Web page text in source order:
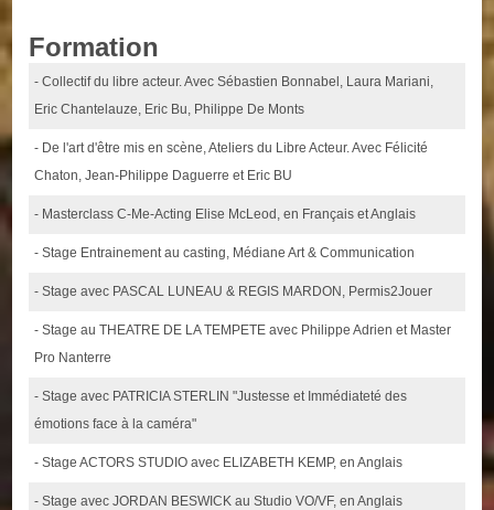
Formation
- Collectif du libre acteur. Avec Sébastien Bonnabel, Laura Mariani,
Eric Chantelauze, Eric Bu, Philippe De Monts
- De l'art d'être mis en scène, Ateliers du Libre Acteur. Avec Félicité
Chaton, Jean-Philippe Daguerre et Eric BU
- Masterclass C-Me-Acting Elise McLeod, en Français et Anglais
- Stage Entrainement au casting, Médiane Art & Communication
- Stage avec PASCAL LUNEAU & REGIS MARDON, Permis2Jouer
- Stage au THEATRE DE LA TEMPETE avec Philippe Adrien et Master
Pro Nanterre
- Stage avec PATRICIA STERLIN "Justesse et Immédiateté des
émotions face à la caméra"
- Stage ACTORS STUDIO avec ELIZABETH KEMP, en Anglais
- Stage avec JORDAN BESWICK au Studio VO/VF, en Anglais